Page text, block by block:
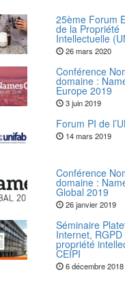
25ème Forum
de la Propriété
Intellectuelle
26 mars 2020
Conférence
domaine :
Europe 2019
3 juin 2019
Forum PI de
14 mars 2019
Conférence
domaine :
Global 2019
26 janvier 2019
Séminaire
Internet, RGPD
propriété
CEIPI
6 décembre 2018